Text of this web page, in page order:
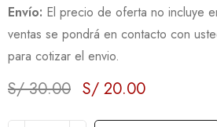
Envío: El precio de oferta no incluye
ventas se pondrá en contacto con
para cotizar el envio.
S/30.00 S/ 20.00